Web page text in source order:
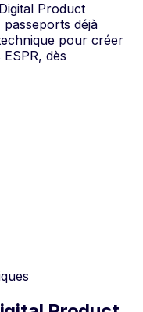
Product
déjà
pour créer
dès